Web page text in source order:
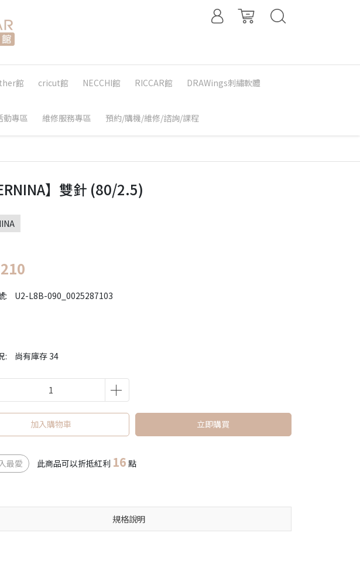
館 cricut館 NECCHI館 RICCAR館 DRAWings刺繡軟體
動專區 維修服務專區 預約/購機/維修/諮詢/課程
】雙針 (80/2.5)
: U2-L8B-090_0025287103
: 尚有庫存 34
加入購物車 立即購買
最愛 此商品可以折抵紅利 16 點
規格說明